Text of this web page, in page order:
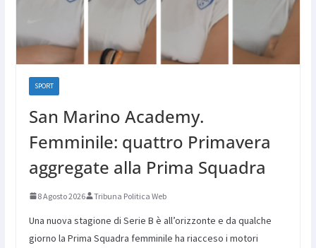
SPORT
San Marino Academy.
Femminile: quattro Primavera
aggregate alla Prima Squadra
8 Agosto 2026 Tribuna Politica Web
Una nuova stagione di Serie B è all’orizzonte e da qualche
giorno la Prima Squadra femminile ha riacceso i motori